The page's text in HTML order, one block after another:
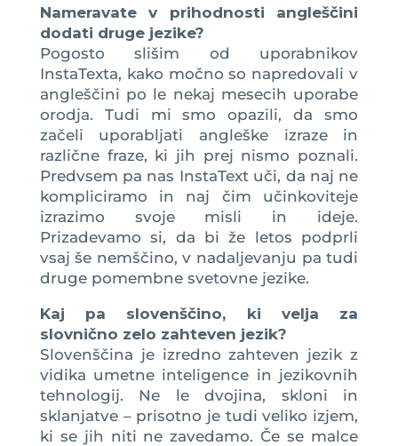
Nameravate v prihodnosti angleščini
dodati druge jezike?
Pogosto slišim od uporabnikov
InstaTexta, kako močno so napredovali v
angleščini po le nekaj mesecih uporabe
orodja. Tudi mi smo opazili, da smo
začeli uporabljati angleške izraze in
različne fraze, ki jih prej nismo poznali.
Predvsem pa nas InstaText uči, da naj ne
kompliciramo in naj čim učinkoviteje
izrazimo svoje misli in ideje.
Prizadevamo si, da bi že letos podprli
vsaj še nemščino, v nadaljevanju pa tudi
druge pomembne svetovne jezike.
Kaj pa slovenščino, ki velja za
slovnično zelo zahteven jezik?
Slovenščina je izredno zahteven jezik z
vidika umetne inteligence in jezikovnih
tehnologij. Ne le dvojina, skloni in
sklanjatve – prisotno je tudi veliko izjem,
ki se jih niti ne zavedamo. Če se malce